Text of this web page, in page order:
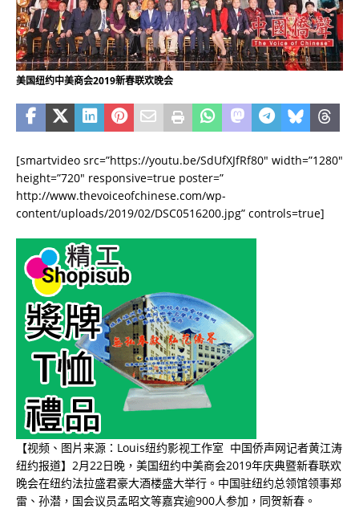
美国纽约中美商会2019新春联欢晚会
[smartvideo src=”https://youtu.be/SdUfXJfRf80″ width=”1280″
height=”720″ responsive=true poster=”
http://www.thevoiceofchinese.com/wp-
content/uploads/2019/02/DSC0516200.jpg” controls=true]
【视频、图片来源：Louis纽约影视工作室 中国侨声网记者黄江涛
纽约报道】2月22日晚，美国纽约中美商会2019年庆典暨新春联欢
晚会在纽约法拉盛君豪大酒楼盛大举行。中国驻纽约总领馆领事郑
雷、孙潜，国会议员孟昭文等嘉宾逾900人参加，同贺新春。